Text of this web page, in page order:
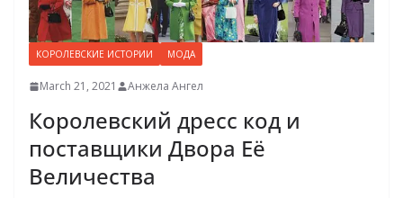
КОРОЛЕВСКИЕ ИСТОРИИ МОДА
March 21, 2021 Анжела Ангел
Королевский дресс код и
поставщики Двора Её
Величества